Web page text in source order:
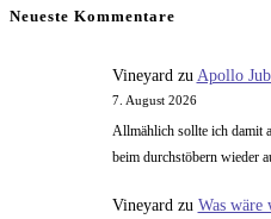
ein
Neueste Kommentare
Vineyardzu Apollo
7. August 2026
Allmählich sollte ich damit
beim durchstöbern wieder
Vineyard zu Was wäre